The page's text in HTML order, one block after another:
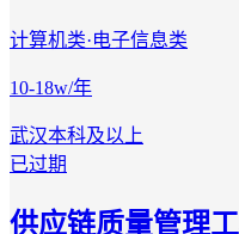
计算机类·电子信息类
10-18w/年
武汉本科及以上
已过期
供应链质量管理